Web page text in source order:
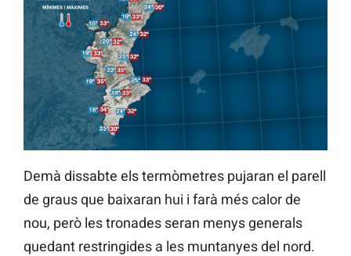
Demà dissabte els termòmetres pujaran el parell
de graus que baixaran hui i farà més calor de
nou, però les tronades seran menys generals
quedant restringides a les muntanyes del nord.